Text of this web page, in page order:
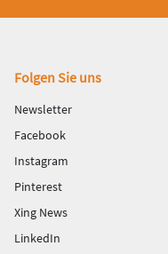
Fußbereich
Folgen Sie uns
Newsletter
Facebook
Instagram
Pinterest
Xing News
LinkedIn